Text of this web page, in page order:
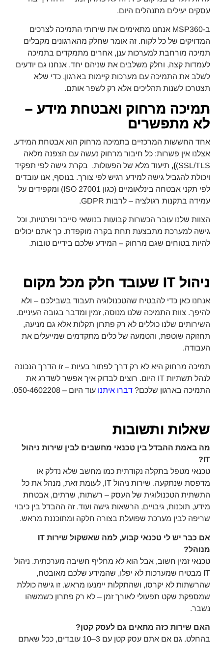
עסקים יעילים מתנהלים היום.
ב-MSP360 אנחנו מתאימים את שירותי התמיכה לצרכים
המדויקים של כל לקוח. זה אומר שחלק מהארגונים מקבלים
תמיכה מורחבת למערכות ענן, אחרים מתמקדים בתמיכה
לעמדות קצה, וחלק משלבים את שניהם יחד. אנחנו גם יודעים
לשלב את התמיכה עם מערכות קיימות בארגון, כדי שלא
תצטרכו לשנות תהליכים אלא רק לשפר אותם.
תמיכה מרחוק ואבטחת מידע –
לא מתפשרים
אחד החששות המרכזיים בתמיכה מרחוק הוא אבטחת המידע.
אצלנו אין פשרות: כל חיבור מרחוק נעשה עם הצפנה מלאה
SSL/TLS)
), תיעוד מלא של הפעולות, בקרת גישה לפי תפקיד
ויכולת להגביל גישה למידע רגיש לפי צורך. בנוסף, אנו עובדים
לפי תקני אבטחה בינלאומיים (כגון ISO 27001) ומקפידים על
עמידה בתקנות רגולציה – לרבות GDPR.
הצוות שלנו עובר הכשרות קבועות בנושאי סייבר ופרטיות, וכל
גישה למערכת מתבצעת תחת בקרה מוקפדת. כך אתם יכולים
להיות בטוחים שגם מרחוק – המידע שלכם בידיים טובות.
ניהול IT שעובד חלק מכל מקום
אנחנו כאן כדי להבטיח שהטכנולוגיה תעבוד בשבילכם – ולא
להיפך. צוות התמיכה שלנו מנוסה, זמין ומדבר בגובה העיניים.
השירותים שלנו כוללים לא רק פתרון תקלות אלא גם מניעה,
תחזוקה שוטפת, והטמעה של כלים מתקדמים שמייעלים את
העבודה.
תמיכה מרחוק היא לא רק דרך לפתור בעיות – זו הדרך הנכונה
לנהל תשתיות IT היום. רוצים לבדוק איך אפשר לשדרג את
התמיכה בארגון שלכם? דברו איתנו עוד היום – 050-4602208.
שאלות ותשובות
מה באמת ההבדל בין טכנאי מחשבים לבין שירות ניהול
IT?
טכנאי מטפל בתקלה נקודתית כמו מחשב שלא נדלק או
מדפסת שנתקעה. שירות ניהול IT, לעומת זאת, מנהל את כל
התשתית הטכנולוגית של העסק – רשתות, שרתים, אבטחת
מידע, תוכנות, גיבויים, הרשאות גישה ועוד. זה ההבדל בין כיבוי
שריפה לבין מערכת שפועלת בצורה חלקה ומתוכננת מראש.
אם כבר יש לי טכנאי קבוע, למה שאשקול שירות IT
מנוהל?
טכנאי זמין חשוב, אבל הוא לא מחליף חשיבה מערכתית. ניהול
IT מבטיח שמערכות לא יפלו, שהמידע שלכם מאובטח,
שהרשתות לא יקרסו, ושהתקלות יימנעו מראש. זו גישה כוללת
שמספקת שקט תפעולי לאורך זמן – לא רק פתרון כשמשהו
נשבר.
האם שירות כזה מתאים גם לעסק קטן?
בהחלט. גם אם אתם עסק קטן עם 3–10 עובדים, ככל שאתם